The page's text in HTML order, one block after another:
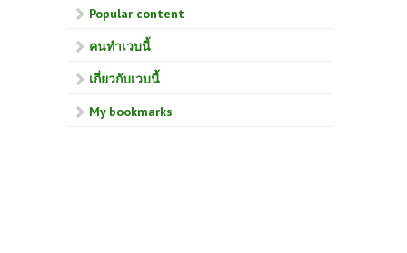
Popular content
คนทำเวบนี้
เกี่ยวกับเวบนี้
My bookmarks